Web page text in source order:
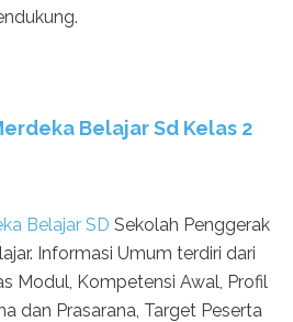
Belajar Sd Kelas 2
Belajar SD Sekolah Penggerak
Informasi Umum terdiri dari
Modul, Kompetensi Awal, Profil
dan Prasarana, Target Peserta